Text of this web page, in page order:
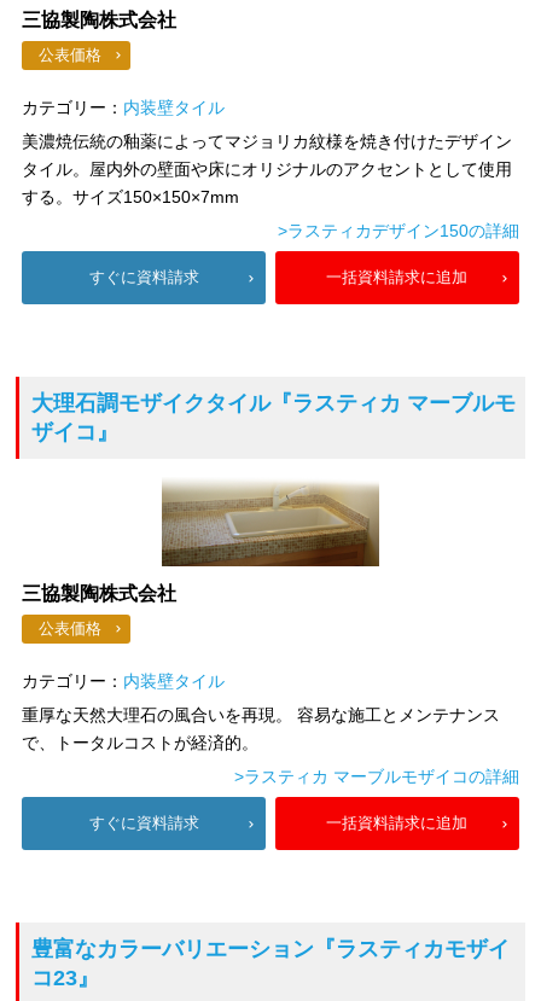
三協製陶株式会社
公表価格
カテゴリー： 内装壁タイル
美濃焼伝統の釉薬によってマジョリカ紋様を焼き付けたデザイン
タイル。屋内外の壁面や床にオリジナルのアクセントとして使用
する。サイズ150×150×7mm
>ラスティカデザイン150の詳細
すぐに資料請求 一括資料請求に追加
大理石調モザイクタイル『ラスティカ マーブルモ
ザイコ』
三協製陶株式会社
公表価格
カテゴリー： 内装壁タイル
重厚な天然大理石の風合いを再現。 容易な施工とメンテナンス
で、トータルコストが経済的。
>ラスティカ マーブルモザイコの詳細
すぐに資料請求 一括資料請求に追加
豊富なカラーバリエーション 『ラスティカモザイ
コ23』